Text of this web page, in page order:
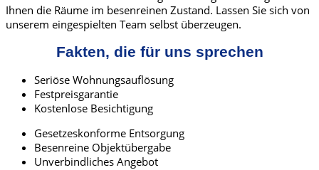
Ihnen die Räume im besenreinen Zustand. Lassen Sie sich von
unserem eingespielten Team selbst überzeugen.
Fakten, die für uns sprechen
Seriöse Wohnungsauflösung
Festpreisgarantie
Kostenlose Besichtigung
Gesetzeskonforme Entsorgung
Besenreine Objektübergabe
Unverbindliches Angebot